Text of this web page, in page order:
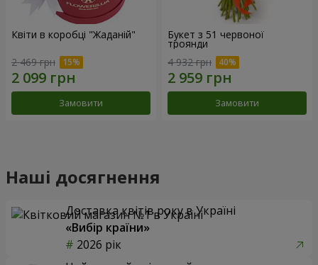
Квіти в коробці "Жаданій"
2 469 грн
Замовити
Букет з 51 червоної
троянди
4 932 грн
Замовити
Наші досягнення
Доставка квітів року в Україні
«Вибір країни»
2026 рік